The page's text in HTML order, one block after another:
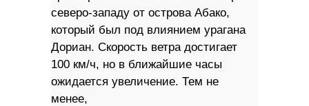
северо-западу от острова Абако,
который был под влиянием урагана
Дориан. Скорость ветра достигает
100 км/ч, но в ближайшие часы
ожидается увеличение. Тем не
менее,